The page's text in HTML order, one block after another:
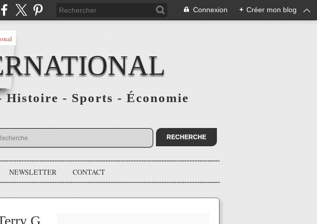
Connexion + Créer mon blog
- Sports - Économie
NEWSLETTER CONTACT
G